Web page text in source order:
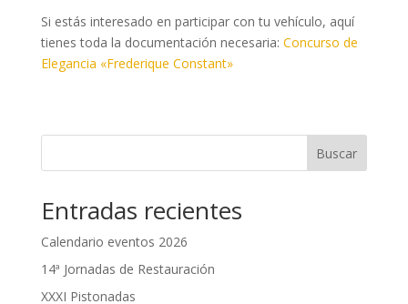
Si estás interesado en participar con tu vehículo, aquí
tienes toda la documentación necesaria: Concurso de
Elegancia «Frederique Constant»
Buscar
Entradas recientes
Calendario eventos 2026
14ª Jornadas de Restauración
XXXI Pistonadas